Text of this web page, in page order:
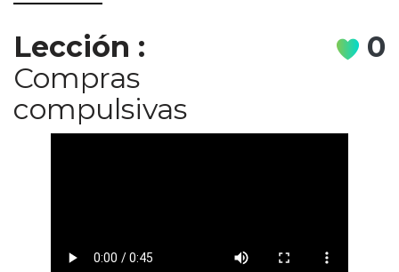
Lección :
Compras
compulsivas
0